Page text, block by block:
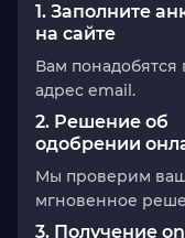
1. Заполните
на сайте
Вам
адрес email.
2. Решение об
одобрении
Мы проверим
мгновенное
3. Получение